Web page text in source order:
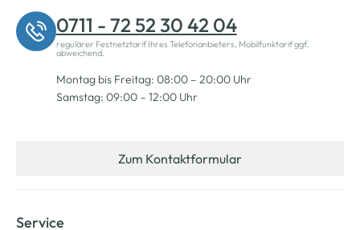
0711 - 72 52 30 42 04
regulärer Festnetztarif Ihres Telefonanbieters, Mobilfunktarif ggf.
abweichend.
Montag bis Freitag: 08:00 – 20:00 Uhr
Samstag: 09:00 – 12:00 Uhr
Zum Kontaktformular
Service